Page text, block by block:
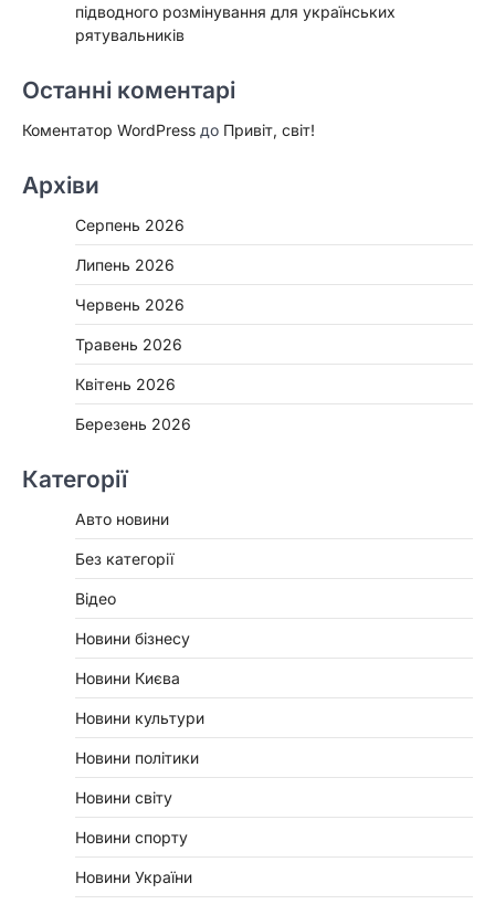
підводного розмінування для українських
рятувальників
Останні коментарі
Коментатор WordPress до Привіт, світ!
Архіви
Серпень 2026
Липень 2026
Червень 2026
Травень 2026
Квітень 2026
Березень 2026
Категорії
Авто новини
Без категорії
Відео
Новини бізнесу
Новини Києва
Новини культури
Новини політики
Новини світу
Новини спорту
Новини України